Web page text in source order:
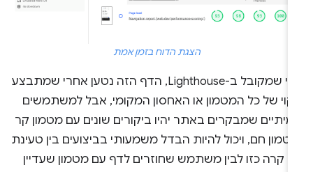
הצגת הדוח בזמן אמת
כפי שמקובל ב-Lighthouse, הדף הזה נטען אחרי שמתבצע
של כל המטמון או האחסון המקומי, אבל למשתמשים
שמבקרים באתר יהיו ביקורים שונים עם מטמון קר
חם, ויכול להיות הבדל משמעותי בביצועים בין טעינת
קרה כזו לבין משתמש שחוזרים לדף עם מטמון שעדיין